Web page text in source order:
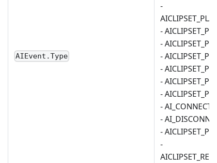
AIEvent.Type
-
-
-
-
-
-
-
-
-
-
-